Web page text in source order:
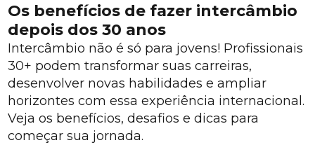
Os benefícios de fazer intercâmbio
depois dos 30 anos
Intercâmbio não é só para jovens! Profissionais
30+ podem transformar suas carreiras,
desenvolver novas habilidades e ampliar
horizontes com essa experiência internacional.
Veja os benefícios, desafios e dicas para
começar sua jornada.